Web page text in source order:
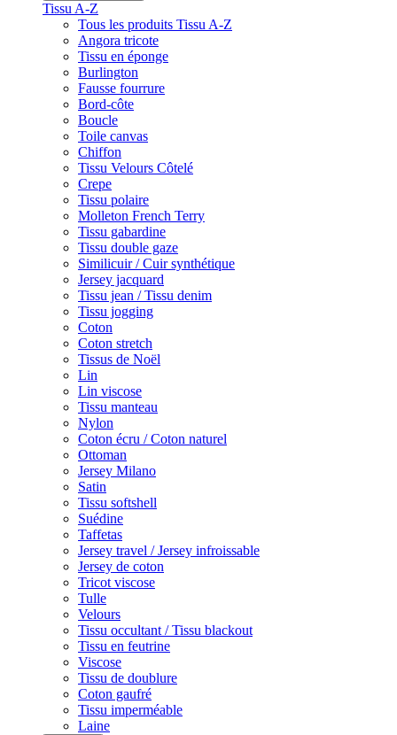
Tissu A-Z
Tous les produits Tissu A-Z
Angora tricote
Tissu en éponge
Burlington
Fausse fourrure
Bord-côte
Boucle
Toile canvas
Chiffon
Tissu Velours Côtelé
Crepe
Tissu polaire
Molleton French Terry
Tissu gabardine
Tissu double gaze
Similicuir / Cuir synthétique
Jersey jacquard
Tissu jean / Tissu denim
Tissu jogging
Coton
Coton stretch
Tissus de Noël
Lin
Lin viscose
Tissu manteau
Nylon
Coton écru / Coton naturel
Ottoman
Jersey Milano
Satin
Tissu softshell
Suédine
Taffetas
Jersey travel / Jersey infroissable
Jersey de coton
Tricot viscose
Tulle
Velours
Tissu occultant / Tissu blackout
Tissu en feutrine
Viscose
Tissu de doublure
Coton gaufré
Tissu imperméable
Laine